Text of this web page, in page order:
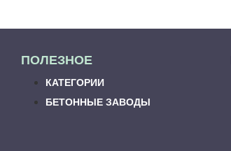
ПОЛЕЗНОЕ
КАТЕГОРИИ
БЕТОННЫЕ ЗАВОДЫ